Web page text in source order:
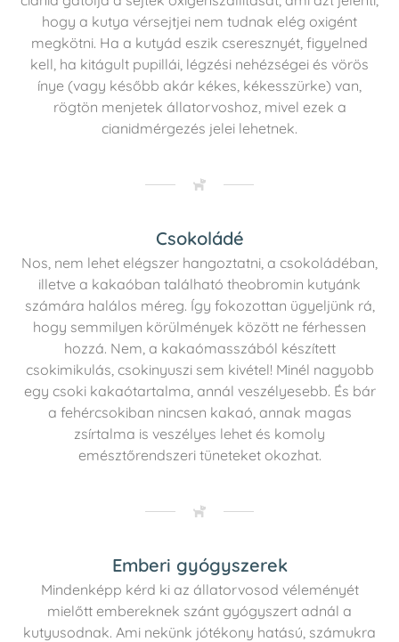
hogy a kutya vérsejtjei nem tudnak elég oxigént
megkötni. Ha a kutyád eszik cseresznyét, figyelned
kell, ha kitágult pupillái, légzési nehézségei és vörös
ínye (vagy később akár kékes, kékesszürke) van,
rögtön menjetek állatorvoshoz, mivel ezek a
cianidmérgezés jelei lehetnek.
Csokoládé
Nos, nem lehet elégszer hangoztatni, a csokoládéban,
illetve a kakaóban található theobromin kutyánk
számára halálos méreg. Így fokozottan ügyeljünk rá,
hogy semmilyen körülmények között ne férhessen
hozzá. Nem, a kakaómasszából készített
csokimikulás, csokinyuszi sem kivétel! Minél nagyobb
egy csoki kakaótartalma, annál veszélyesebb. És bár
a fehércsokiban nincsen kakaó, annak magas
zsírtalma is veszélyes lehet és komoly
emésztőrendszeri tüneteket okozhat.
Emberi gyógyszerek
Mindenképp kérd ki az állatorvosod véleményét
mielőtt embereknek szánt gyógyszert adnál a
kutyusodnak. Ami nekünk jótékony hatású, számukra